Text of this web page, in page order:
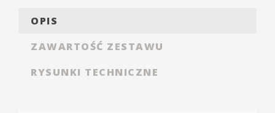
OPIS
ZAWARTOŚĆ ZESTAWU
RYSUNKI TECHNICZNE